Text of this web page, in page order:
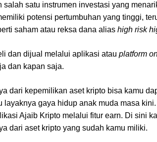
salah satu instrumen investasi yang
potensi pertumbuhan yang tinggi,
saham atau reksa dana alias high risk
dan dijual melalui aplikasi atau platform
dan kapan saja.
dari kepemilikan aset kripto bisa kamu
layaknya gaya hidup anak muda masa
Ajaib Kripto melalui fitur earn. Di sini
dari aset kripto yang sudah kamu miliki.